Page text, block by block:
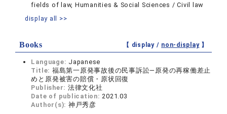
fields of law, Humanities & Social Sciences / Civil law
display all >>
Books 【 display / non-display】
Language: Japanese
Title: 福島第一原発事故後の民事訴訟―原発の再稼働差止
めと原発被害の賠償・原状回復
Publisher: 法律文化社
Date of publication:2021.03
Author(s): 神戸秀彦